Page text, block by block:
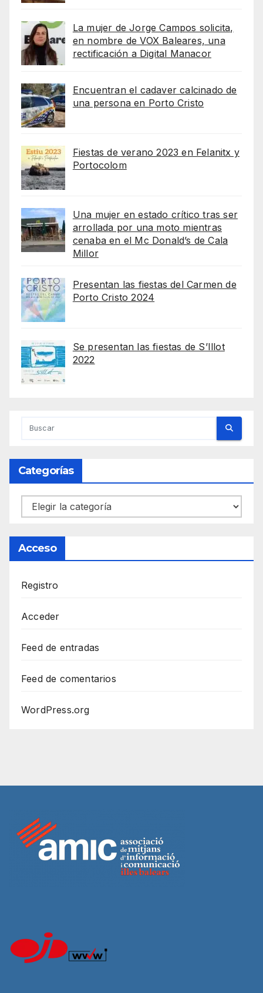
La mujer de Jorge Campos solicita,
en nombre de VOX Baleares, una
rectificación a Digital Manacor
Encuentran el cadaver calcinado de
una persona en Porto Cristo
Fiestas de verano 2023 en Felanitx y
Portocolom
Una mujer en estado crítico tras ser
arrollada por una moto mientras
cenaba en el Mc Donald’s de Cala
Millor
Presentan las fiestas del Carmen de
Porto Cristo 2024
Se presentan las fiestas de S’Illot
2022
Categorías
Categorías
Acceso
Registro
Acceder
Feed de entradas
Feed de comentarios
WordPress.org